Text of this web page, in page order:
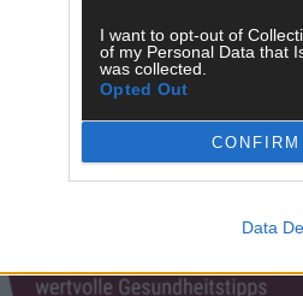
I want to opt-out of
of my Personal Data that
was collected.
Opted Out
CONFIRM
Data